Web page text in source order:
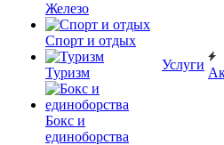
Железо
Спорт и отдых
Туризм
Бокс и
единоборства
Услуги